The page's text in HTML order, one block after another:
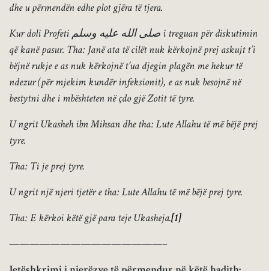
dhe u përmendën edhe plot gjëra të tjera.
Kur doli Profeti صلى الله عليه وسلم i treguan për diskutimin
që kanë pasur. Tha: Janë ata të cilët nuk kërkojnë prej askujt t’i
bëjnë rukje e as nuk kërkojnë t’ua djegin plagën me hekur të
ndezur (për mjekim kundër infeksionit), e as nuk besojnë në
bestytni dhe i mbështeten në çdo gjë Zotit të tyre.
U ngrit Ukasheh ibn Mihsan dhe tha: Lute Allahu të më bëjë prej
tyre.
Tha: Ti je prej tyre.
U ngrit një njeri tjetër e tha: Lute Allahu të më bëjë prej tyre.
Tha: E kërkoi këtë gjë para teje Ukasheja.[1]
———————————————–